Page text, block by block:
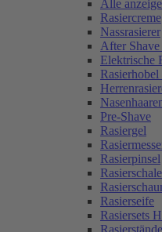
Alle
Rasiercreme
Nassrasierer
After
Elektrische
Pre-Shave
Rasiergel
Rasierpinsel
Rasierschale
Rasierseife
Rasiersets